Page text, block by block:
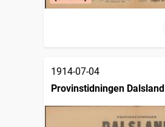
1914-07-04
Provinstidningen Dalsland